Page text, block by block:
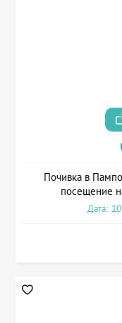
Почивка в
посещение
Дата: